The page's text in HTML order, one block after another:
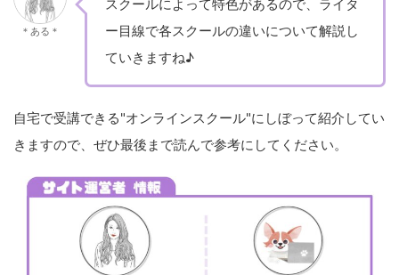
＊ある＊
スクールによって特色があるので、ライタ
ー目線で各スクールの違いについて解説し
ていきますね♪
自宅で受講できる"オンラインスクール"にしぼって紹介してい
きますので、ぜひ最後まで読んで参考にしてください。